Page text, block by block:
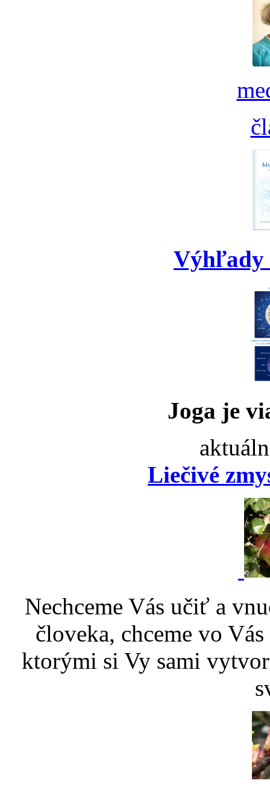
Výhľady
Joga je
Liečivé
Nechceme Vás učiť a
človeka, chceme vo
ktorými si Vy sami